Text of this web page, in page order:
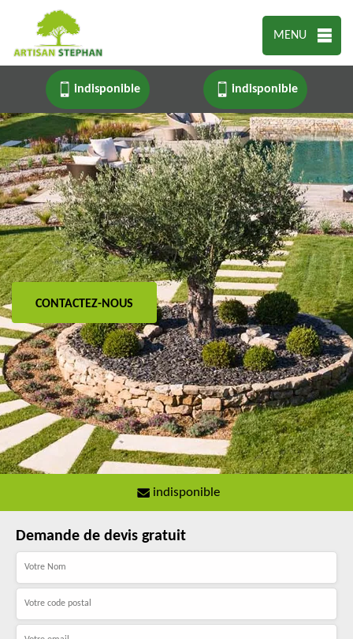
MENU
indisponible indisponible
CONTACTEZ-NOUS
indisponible
Demande de devis gratuit